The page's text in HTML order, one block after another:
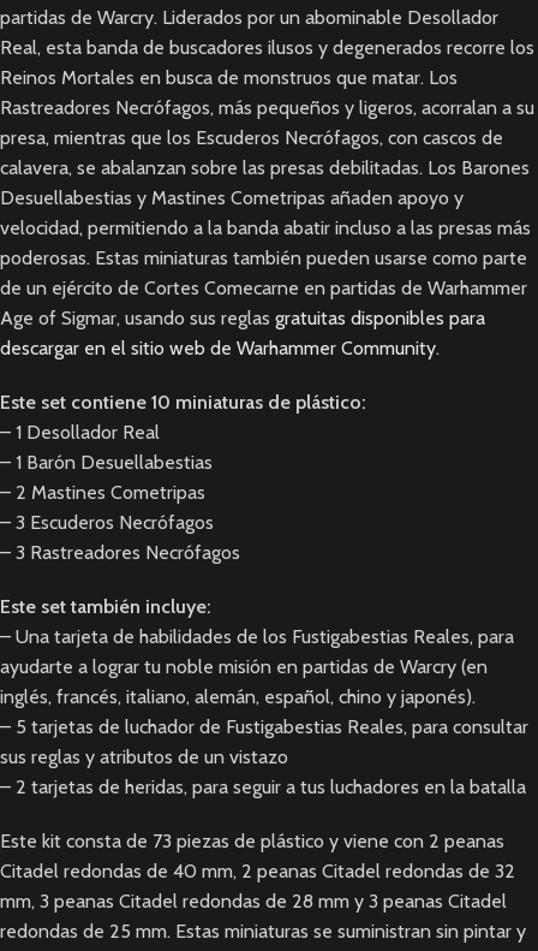
partidas de Warcry. Liderados por un abominable Desollador
Real, esta banda de buscadores ilusos y degenerados recorre los
Reinos Mortales en busca de monstruos que matar. Los
Rastreadores Necrófagos, más pequeños y ligeros, acorralan a su
presa, mientras que los Escuderos Necrófagos, con cascos de
calavera, se abalanzan sobre las presas debilitadas. Los Barones
Desuellabestias y Mastines Cometripas añaden apoyo y
velocidad, permitiendo a la banda abatir incluso a las presas más
poderosas. Estas miniaturas también pueden usarse como parte
de un ejército de Cortes Comecarne en partidas de Warhammer
Age of Sigmar, usando sus reglas gratuitas disponibles para
descargar en el sitio web de Warhammer Community.
Este set contiene 10 miniaturas de plástico:
– 1 Desollador Real
– 1 Barón Desuellabestias
– 2 Mastines Cometripas
– 3 Escuderos Necrófagos
– 3 Rastreadores Necrófagos
Este set también incluye:
– Una tarjeta de habilidades de los Fustigabestias Reales, para
ayudarte a lograr tu noble misión en partidas de Warcry (en
inglés, francés, italiano, alemán, español, chino y japonés).
– 5 tarjetas de luchador de Fustigabestias Reales, para consultar
sus reglas y atributos de un vistazo
– 2 tarjetas de heridas, para seguir a tus luchadores en la batalla
Este kit consta de 73 piezas de plástico y viene con 2 peanas
Citadel redondas de 40 mm, 2 peanas Citadel redondas de 32
mm, 3 peanas Citadel redondas de 28 mm y 3 peanas Citadel
redondas de 25 mm. Estas miniaturas se suministran sin pintar y